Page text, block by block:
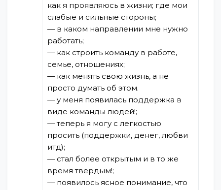
как я проявляюсь в жизни; где мои
слабые и сильные стороны;
— в каком направлении мне нужно
работать;
— как строить команду в работе,
семье, отношениях;
— как менять свою жизнь, а не
просто думать об этом.
— у меня появилась поддержка в
виде команды людей!;
— теперь я могу с легкостью
просить (поддержки, денег, любви
итд);
— стал более открытым и в то же
время твердым!;
— появилось ясное понимание, что